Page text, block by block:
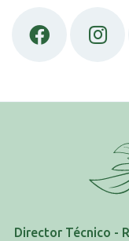
Director Técnico -